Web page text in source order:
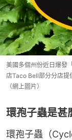
美國多個州份近日爆發
店Taco Bell部分分店提
（網上圖片）
環孢子蟲是甚
環孢子蟲（